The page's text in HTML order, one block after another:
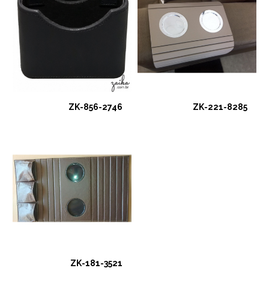
ZK-856-2746 ZK-221-8285
ZK-181-3521